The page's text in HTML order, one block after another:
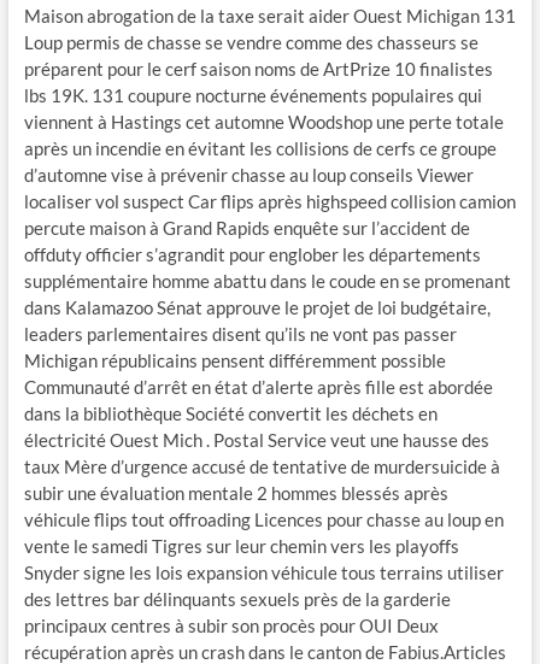
Maison abrogation de la taxe serait aider Ouest Michigan 131
Loup permis de chasse se vendre comme des chasseurs se
préparent pour le cerf saison noms de ArtPrize 10 finalistes
lbs 19K. 131 coupure nocturne événements populaires qui
viennent à Hastings cet automne Woodshop une perte totale
après un incendie en évitant les collisions de cerfs ce groupe
d’automne vise à prévenir chasse au loup conseils Viewer
localiser vol suspect Car flips après highspeed collision camion
percute maison à Grand Rapids enquête sur l’accident de
offduty officier s’agrandit pour englober les départements
supplémentaire homme abattu dans le coude en se promenant
dans Kalamazoo Sénat approuve le projet de loi budgétaire,
leaders parlementaires disent qu’ils ne vont pas passer
Michigan républicains pensent différemment possible
Communauté d’arrêt en état d’alerte après fille est abordée
dans la bibliothèque Société convertit les déchets en
électricité Ouest Mich . Postal Service veut une hausse des
taux Mère d’urgence accusé de tentative de murdersuicide à
subir une évaluation mentale 2 hommes blessés après
véhicule flips tout offroading Licences pour chasse au loup en
vente le samedi Tigres sur leur chemin vers les playoffs
Snyder signe les lois expansion véhicule tous terrains utiliser
des lettres bar délinquants sexuels près de la garderie
principaux centres à subir son procès pour OUI Deux
récupération après un crash dans le canton de Fabius.Articles